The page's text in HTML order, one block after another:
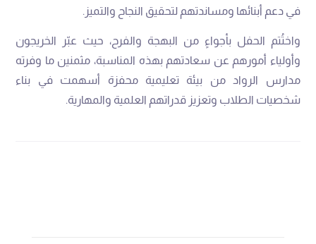
في دعم أبنائها ومساندتهم لتحقيق النجاح والتميز.
واختُتم الحفل بأجواءٍ من البهجة والفرح، حيث عبّر الخريجون
وأولياء أمورهم عن سعادتهم بهذه المناسبة، مثمنين ما وفرته
مدارس الرواد من بيئة تعليمية محفزة أسهمت في بناء
شخصيات الطلاب وتعزيز قدراتهم العلمية والمهارية.